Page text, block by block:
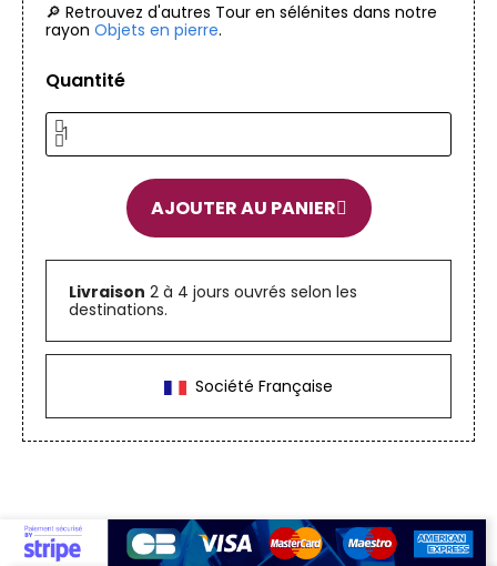
🔎 Retrouvez d'autres Tour en sélénites dans notre
rayon Objets en pierre.
Quantité
AJOUTER AU PANIER
Livraison 2 à 4 jours ouvrés selon les
destinations.
Société Française